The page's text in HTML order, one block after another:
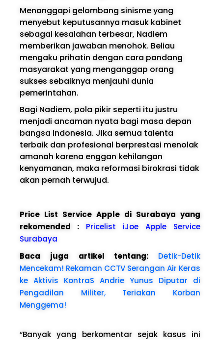
Menanggapi gelombang sinisme yang
menyebut keputusannya masuk kabinet
sebagai kesalahan terbesar, Nadiem
memberikan jawaban menohok. Beliau
mengaku prihatin dengan cara pandang
masyarakat yang menganggap orang
sukses sebaiknya menjauhi dunia
pemerintahan.
Bagi Nadiem, pola pikir seperti itu justru
menjadi ancaman nyata bagi masa depan
bangsa Indonesia. Jika semua talenta
terbaik dan profesional berprestasi menolak
amanah karena enggan kehilangan
kenyamanan, maka reformasi birokrasi tidak
akan pernah terwujud.
Price List Service Apple di Surabaya yang
rekomended :
Pricelist iJoe Apple Service
Surabaya
Baca juga artikel tentang: Detik-Detik
Mencekam! Rekaman CCTV Serangan Air Keras
ke Aktivis KontraS Andrie Yunus Diputar di
Pengadilan Militer, Teriakan Korban
Menggema!
“Banyak yang berkomentar sejak kasus ini